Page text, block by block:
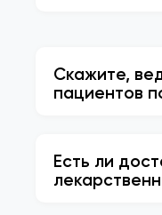
Скажите,
пациентов
Есть ли